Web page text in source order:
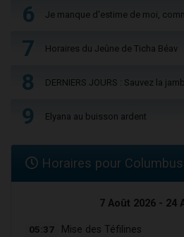
6 Je manque d'estime de moi,
7 Horaires du Jeûne de Ticha Béav
8 DERNIERS JOURS : Sauvez la
9 Elyana au buisson ardent
Horaires pour Columbus
7 Août 2026 - 24
05:37 Mise des Téfilines